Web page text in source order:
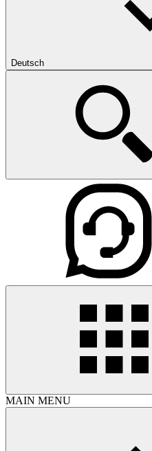
Deutsch
MAIN MENU